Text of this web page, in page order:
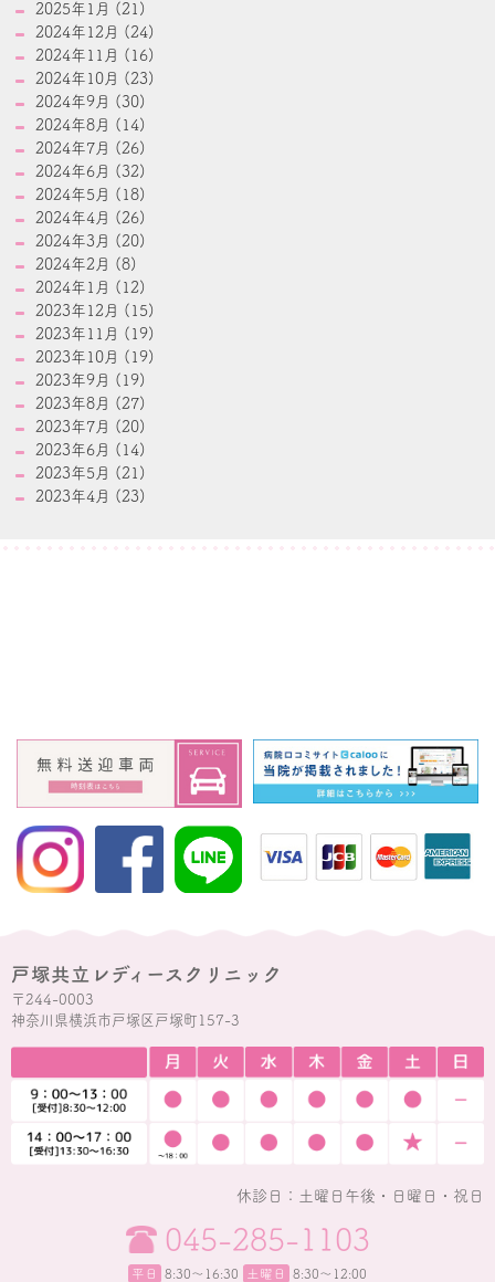
2025年1月 (21)
2024年12月 (24)
2024年11月 (16)
2024年10月 (23)
2024年9月 (30)
2024年8月 (14)
2024年7月 (26)
2024年6月 (32)
2024年5月 (18)
2024年4月 (26)
2024年3月 (20)
2024年2月 (8)
2024年1月 (12)
2023年12月 (15)
2023年11月 (19)
2023年10月 (19)
2023年9月 (19)
2023年8月 (27)
2023年7月 (20)
2023年6月 (14)
2023年5月 (21)
2023年4月 (23)
戸塚共立レディースクリニック
〒244-0003
神奈川県横浜市戸塚区戸塚町157-3
休診日：土曜日午後・日曜日・祝日
045-285-1103
平日 8:30〜16:30 土曜日 8:30～12:00